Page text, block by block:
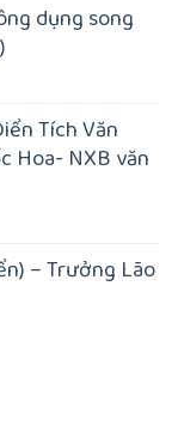
dụng song
giá:
Tích Văn
Hoa- NXB văn
– Trưởng Lão